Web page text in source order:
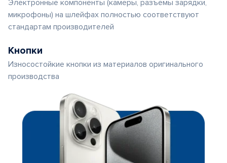
Электронные компоненты (камеры, разъемы зарядки,
микрофоны) на шлейфах полностью соответствуют
стандартам производителей
Кнопки
Износостойкие кнопки из материалов оригинального
производства